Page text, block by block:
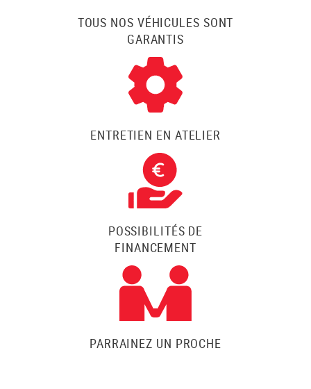
TOUS NOS VÉHICULES SONT
GARANTIS
ENTRETIEN EN ATELIER
POSSIBILITÉS DE
FINANCEMENT
PARRAINEZ UN PROCHE